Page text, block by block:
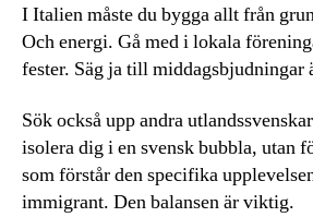
I Italien måste du bygga allt från
Och energi. Gå med i lokala
fester. Säg ja till middagsbjudningar
Sök också upp andra
isolera dig i en svensk bubbla, utan
som förstår den specifika
immigrant. Den balansen är viktig.